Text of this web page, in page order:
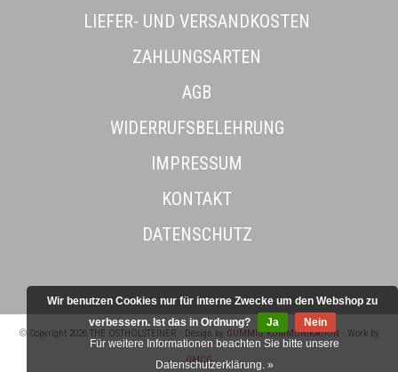
LIEFER- UND VERSANDKOSTEN
ZAHLUNGSARTEN
AGB
WIDERRUFSBELEHRUNG
IMPRESSUM
KONTAKT
DATENSCHUTZ
© Copyright 2026 THE OSTHOLSTEINER - Design by GUMMIG KOMMUNIKATION - Work by
OMCG
Wir benutzen Cookies nur für interne Zwecke um den Webshop zu
verbessern. Ist das in Ordnung?
Ja
Nein
Für weitere Informationen beachten Sie bitte unsere
Datenschutzerklärung. »